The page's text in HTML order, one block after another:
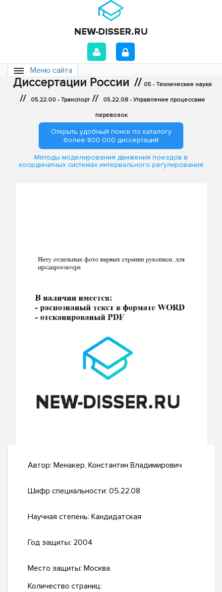
Меню сайта
Диссертации России // 05 - Технические науки
// 05.22.00 - Транспорт // 05.22.08 - Управление процессами
перевозок
Открыть удобный поиск по каталогу
более 800 000 диссертаций
Методы моделирования движения поездов в
координатных системах интервального регулирования
Автор: Менакер, Константин Владимирович
Шифр специальности: 05.22.08
Научная степень: Кандидатская
Год защиты: 2004
Место защиты: Москва
Количество страниц: